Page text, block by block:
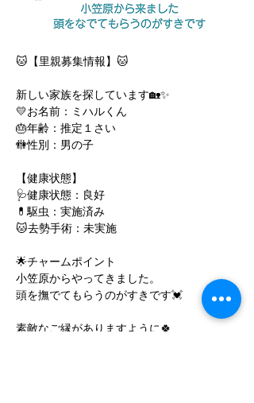
🐱【里親募集情報】🐱
新しい家族を探しています🏡✨
💛お名前：ミハルくん
🎂年齢：推定１さい
🚻性別：男の子
【健康状態】
🩺健康状態：良好
💊駆虫：実施済み
🐱去勢手術：未実施
🌟チャームポイント
小笠原からやってきました。
頭を撫でてもらうのがすきです💓
素敵なご縁がありますように🍀